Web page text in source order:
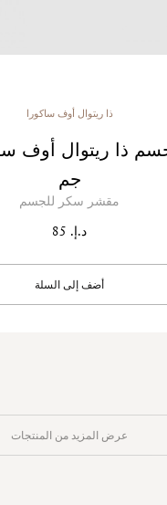
ذا ريتوال أوف ساكورا
جم
مقشر سكر للجسم
د.إ. 85
أضف إلى السلة
عرض المزيد من المنتجات